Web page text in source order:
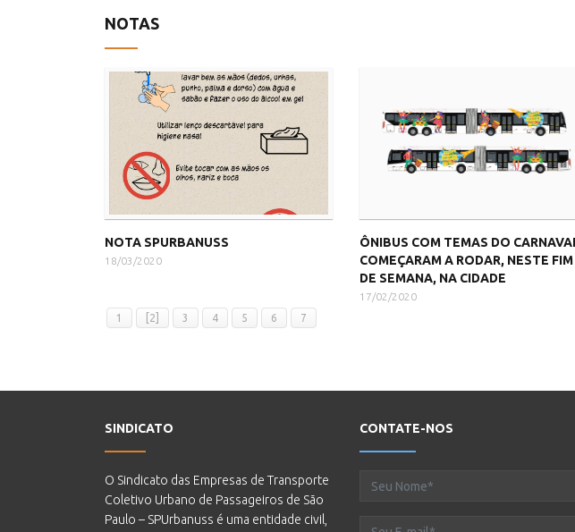
NOTAS
NOTA SPURBANUSS
18/03/2020
ÔNIBUS COM TEMAS DO
COMEÇARAM A RODAR, NESTE FIM
DE SEMANA, NA CIDADE
17/02/2020
1 [2] 3 4 5 6 7
SINDICATO
O Sindicato das Empresas de Transporte
Coletivo Urbano de Passageiros de São
Paulo – SPUrbanuss é uma entidade civil,
CONTATE-NOS